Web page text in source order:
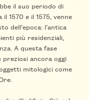
il suo periodo di
1570 e il 1575, venne
dell’epoca: l’antica
più residenziali,
A questa fase
preziosi ancora oggi
mitologici come